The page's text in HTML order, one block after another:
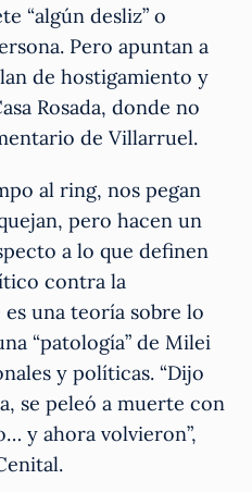
“algún desliz” o
Pero apuntan a
de hostigamiento y
Rosada, donde no
de Villarruel.
al ring, nos pegan
pero hacen un
a lo que definen
contra la
es una teoría sobre lo
“patología” de Milei
y políticas. “Dijo
se peleó a muerte con
y ahora volvieron”,